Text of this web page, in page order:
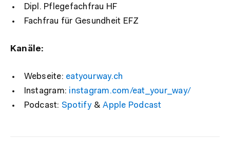
Dipl. Pflegefachfrau HF
Fachfrau für Gesundheit EFZ
Kanäle:
Webseite: eatyourway.ch
Instagram: instagram.com/eat_your_way/
Podcast: Spotify&Apple Podcast